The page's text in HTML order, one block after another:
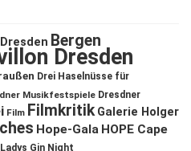
Bergen
Dresden
Drei Haselnüsse für
Musikfestspiele Dresdner
Film Filmkritik Galerie Holger
Hope-Gala HOPE Cape
Ladys Gin Night